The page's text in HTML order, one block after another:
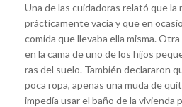
Una de las cuidadoras relató que la
prácticamente vacía y que en
comida que llevaba ella misma.
en la cama de uno de los hijos
ras del suelo. También declararon
poca ropa, apenas una muda de
impedía usar el baño de la vivienda